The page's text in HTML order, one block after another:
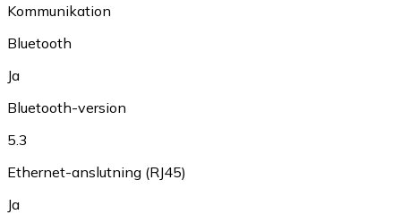
Kommunikation
Bluetooth
Ja
Bluetooth-version
5.3
Ethernet-anslutning (RJ45)
Ja